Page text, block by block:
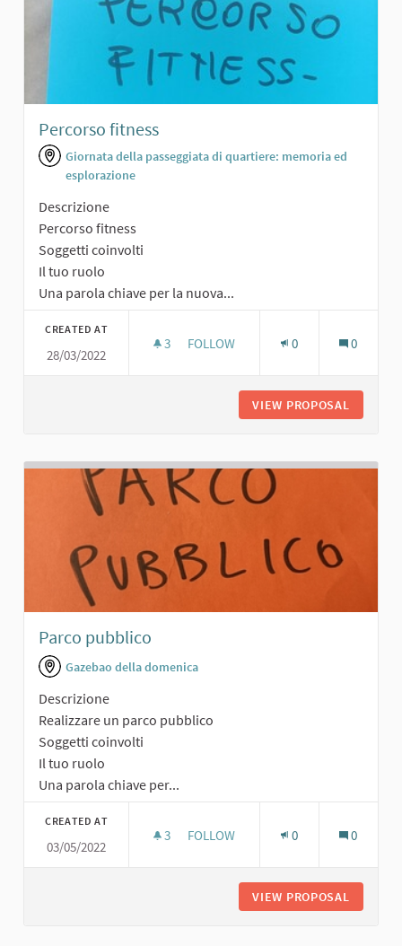
Percorso fitness
Giornata della passeggiata di quartiere: memoria ed
esplorazione
Descrizione
Percorso fitness
Soggetti coinvolti
Il tuo ruolo
Una parola chiave per la nuova...
CREATED AT
28/03/2022
3 3 FOLLOWERS
FOLLOW 0 0
VIEW PROPOSAL
Parco pubblico
Gazebao della domenica
Descrizione
Realizzare un parco pubblico
Soggetti coinvolti
Il tuo ruolo
Una parola chiave per...
CREATED AT
03/05/2022
3 3 FOLLOWERS
FOLLOW 0 0
VIEW PROPOSAL